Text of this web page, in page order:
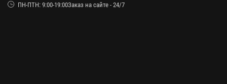
ПН-ПТН: 9:00-19:00Заказ на сайте - 24/7